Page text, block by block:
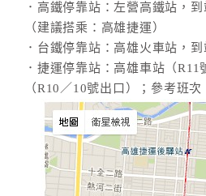
．高鐵停靠站：左營高鐵站，
（建議搭乘：高雄捷運）
．台鐵停靠站：高雄火車站，
．捷運停靠站：高雄車站（
（R10／10號出口）；參考班